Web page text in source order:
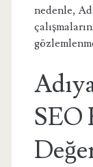
nedenle,
SEO